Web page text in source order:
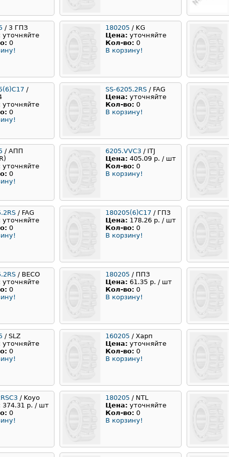
/ 3 ГПЗ
уточняйте
0
180205 / KG
Цена: уточняйте
Кол-во: 0
В корзину!
/
уточняйте
0
SS-6205.2RS / FAG
Цена: уточняйте
Кол-во: 0
В корзину!
/ АПП
уточняйте
0
6205.VVC3 / ITJ
Цена: 405.09 р. / шт
Кол-во: 0
В корзину!
/ FAG
уточняйте
0
180205(6)С17 / ГПЗ
Цена: 178.26 р. / шт
Кол-во: 0
В корзину!
/ BECO
уточняйте
0
180205 / ППЗ
Цена: 61.35 р. / шт
Кол-во: 0
В корзину!
/ SLZ
уточняйте
0
160205 / Харп
Цена: уточняйте
Кол-во: 0
В корзину!
/ Koyo
374.31 р. / шт
0
180205 / NTL
Цена: уточняйте
Кол-во: 0
В корзину!